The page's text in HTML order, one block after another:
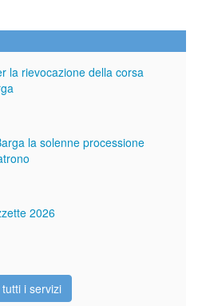
la rievocazione della corsa
la solenne processione
2026
i servizi